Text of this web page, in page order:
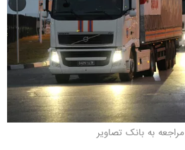
مراجعه به بانک تصاویر